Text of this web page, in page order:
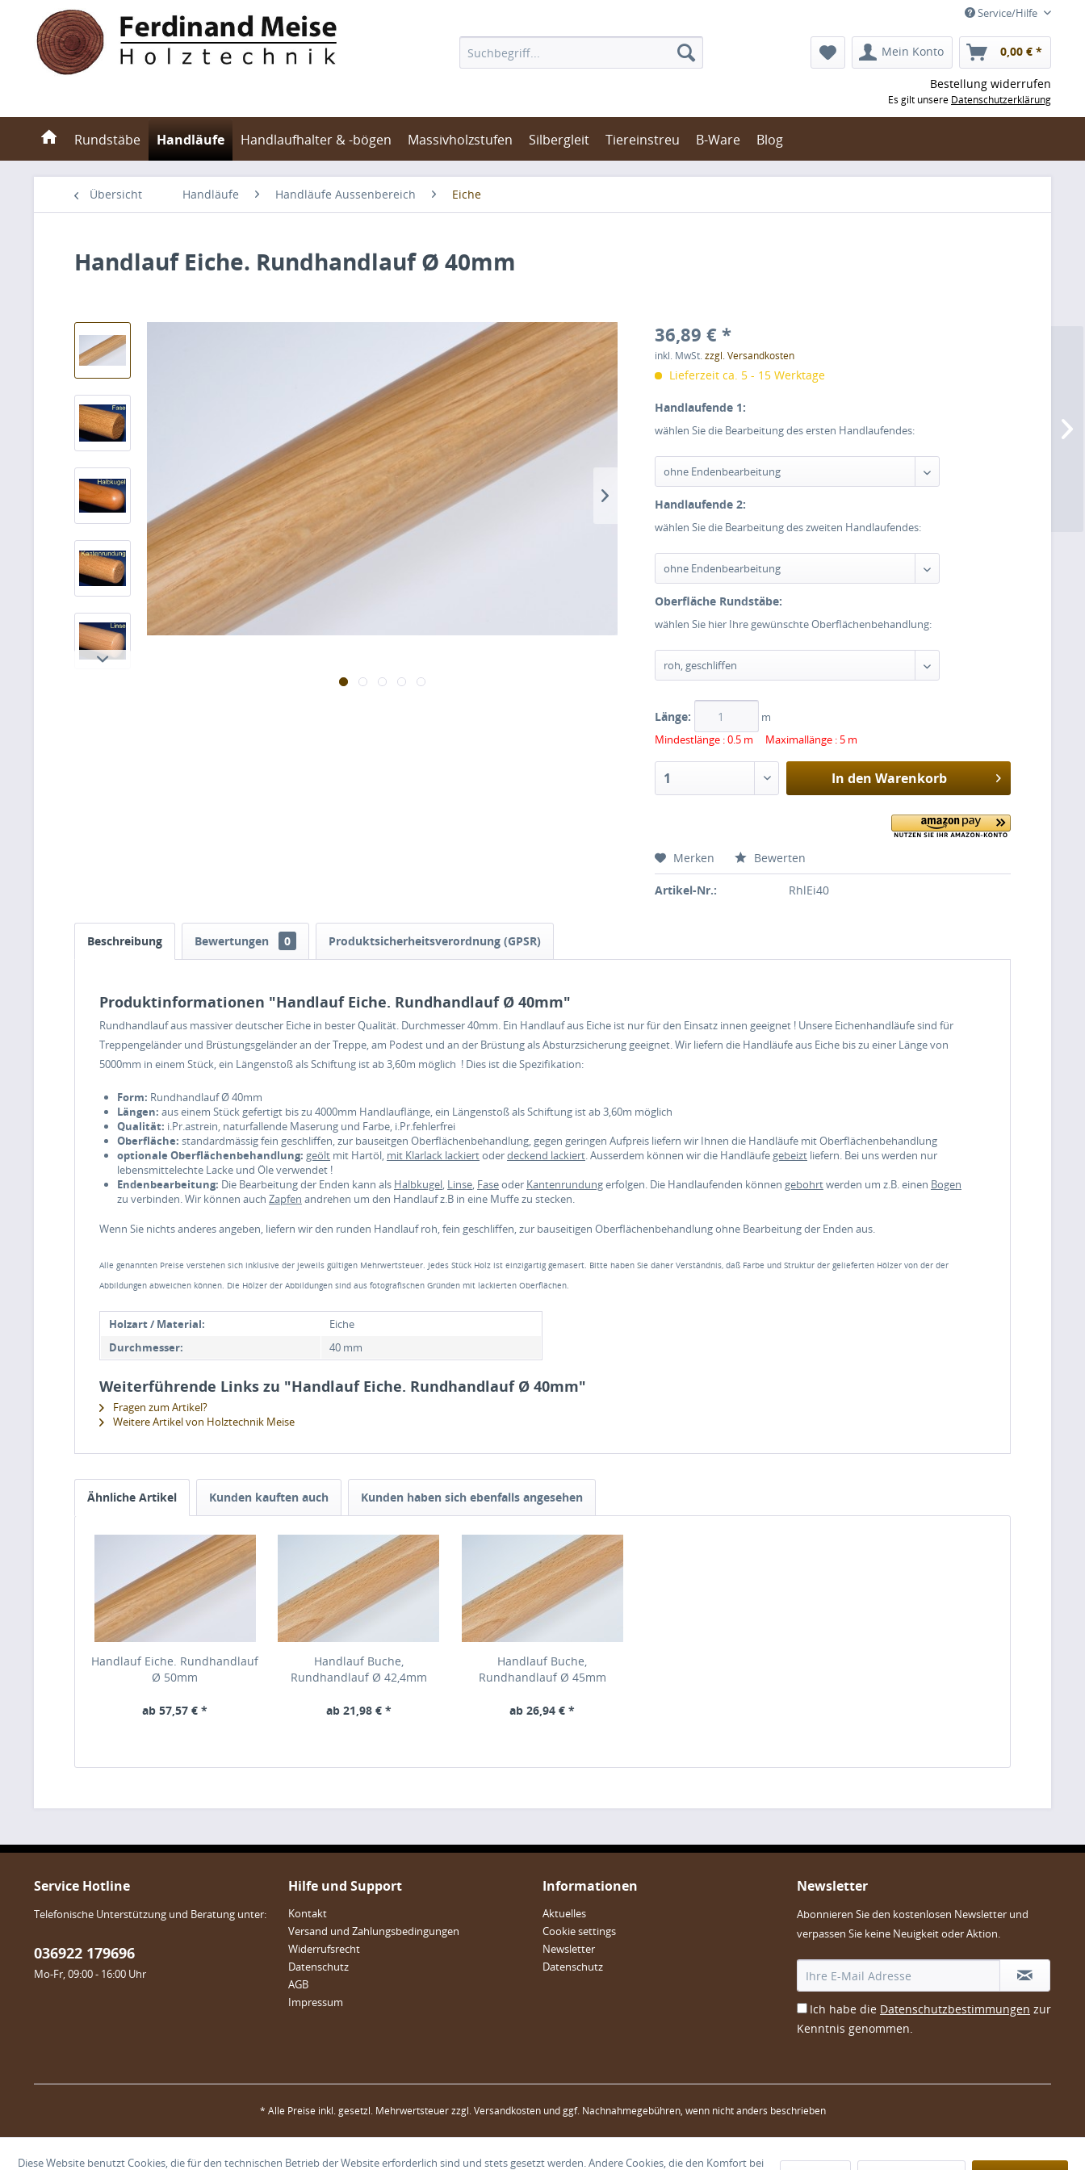
Service/Hilfe
Mein Konto 0,00 € *
Bestellung widerrufen
Es gilt unsere Datenschutzerklärung
Rundstäbe Handläufe Handlaufhalter & -bögen Massivholzstufen Silbergleit Tiereinstreu B-Ware Blog
Übersicht Handläufe Handläufe Aussenbereich Eiche
Handlauf Eiche. Rundhandlauf Ø 40mm
36,89 € *
inkl. MwSt.zzgl. Versandkosten
Lieferzeit ca. 5 - 15 Werktage
Handlaufende 1:
wählen Sie die Bearbeitung des ersten Handlaufendes:
Handlaufende 2:
wählen Sie die Bearbeitung des zweiten Handlaufendes:
Oberfläche Rundstäbe:
wählen Sie hier Ihre gewünschte Oberflächenbehandlung:
Länge:
m
Mindestlänge : 0.5 m Maximallänge : 5 m
In den Warenkorb
Merken Bewerten
Artikel-Nr.: RhlEi40
Beschreibung Bewertungen 0 Produktsicherheitsverordnung (GPSR)
Produktinformationen "Handlauf Eiche. Rundhandlauf Ø 40mm"
Rundhandlauf aus massiver deutscher Eiche in bester Qualität. Durchmesser 40mm. Ein Handlauf aus Eiche ist nur für den Einsatz innen geeignet ! Unsere Eichenhandläufe sind für
Treppengeländer und Brüstungsgeländer an der Treppe, am Podest und an der Brüstung als Absturzsicherung geeignet. Wir liefern die Handläufe aus Eiche bis zu einer Länge von
5000mm in einem Stück, ein Längenstoß als Schiftung ist ab 3,60m möglich ! Dies ist die Spezifikation:
Form: Rundhandlauf Ø 40mm
Längen: aus einem Stück gefertigt bis zu 4000mm Handlauflänge, ein Längenstoß als Schiftung ist ab 3,60m möglich
Qualität: i.Pr.astrein, naturfallende Maserung und Farbe, i.Pr.fehlerfrei
Oberfläche: standardmässig fein geschliffen, zur bauseitgen Oberflächenbehandlung, gegen geringen Aufpreis liefern wir Ihnen die Handläufe mit Oberflächenbehandlung
optionale Oberflächenbehandlung: geölt mit Hartöl, mit Klarlack lackiertoderdeckend lackiert . Ausserdem können wir die Handläufe gebeizt liefern. Bei uns werden nur
lebensmittelechte Lacke und Öle verwendet !
Endenbearbeitung: Die Bearbeitung der Enden kann als Halbkugel Linse Faseoder Kantenrundungerfolgen. Die Handlaufenden können gebohrtwerden um z.B. einen Bogen
zu verbinden. Wir können auch Zapfen andrehen um den Handlauf z.B in eine Muffe zu stecken.
Wenn Sie nichts anderes angeben, liefern wir den runden Handlauf roh, fein geschliffen, zur bauseitigen Oberflächenbehandlung ohne Bearbeitung der Enden aus.
Alle genannten Preise verstehen sich inklusive der jeweils gültigen Mehrwertsteuer. Jedes Stück Holz ist einzigartig gemasert. Bitte haben Sie daher Verständnis, daß Farbe und Struktur der gelieferten Hölzer von der der
Abbildungen abweichen können. Die Hölzer der Abbildungen sind aus fotografischen Gründen mit lackierten Oberflächen.
Holzart / Material:
Eiche
Durchmesser:
40 mm
Weiterführende Links zu "Handlauf Eiche. Rundhandlauf Ø 40mm"
Fragen zum Artikel?
Weitere Artikel von Holztechnik Meise
Ähnliche Artikel Kunden kauften auch Kunden haben sich ebenfalls angesehen
Handlauf Eiche. Rundhandlauf
Ø 50mm
ab 57,57 € *
Handlauf Buche,
Rundhandlauf Ø 42,4mm
ab 21,98 € *
Handlauf Buche,
Rundhandlauf Ø 45mm
ab 26,94 € *
Service Hotline
Telefonische Unterstützung und Beratung unter:
036922 179696
Mo-Fr, 09:00 - 16:00 Uhr
Hilfe und Support
Kontakt
Versand und Zahlungsbedingungen
Widerrufsrecht
Datenschutz
AGB
Impressum
Informationen
Aktuelles
Cookie settings
Newsletter
Datenschutz
Newsletter
Abonnieren Sie den kostenlosen Newsletter und
verpassen Sie keine Neuigkeit oder Aktion.
Ich habe die Datenschutzbestimmungen zur
Kenntnis genommen.
* Alle Preise inkl. gesetzl. Mehrwertsteuer zzgl.Versandkostenund ggf. Nachnahmegebühren, wenn nicht anders beschrieben
Diese Website benutzt Cookies, die für den technischen Betrieb der Website erforderlich sind und stets gesetzt werden. Andere Cookies, die den Komfort bei